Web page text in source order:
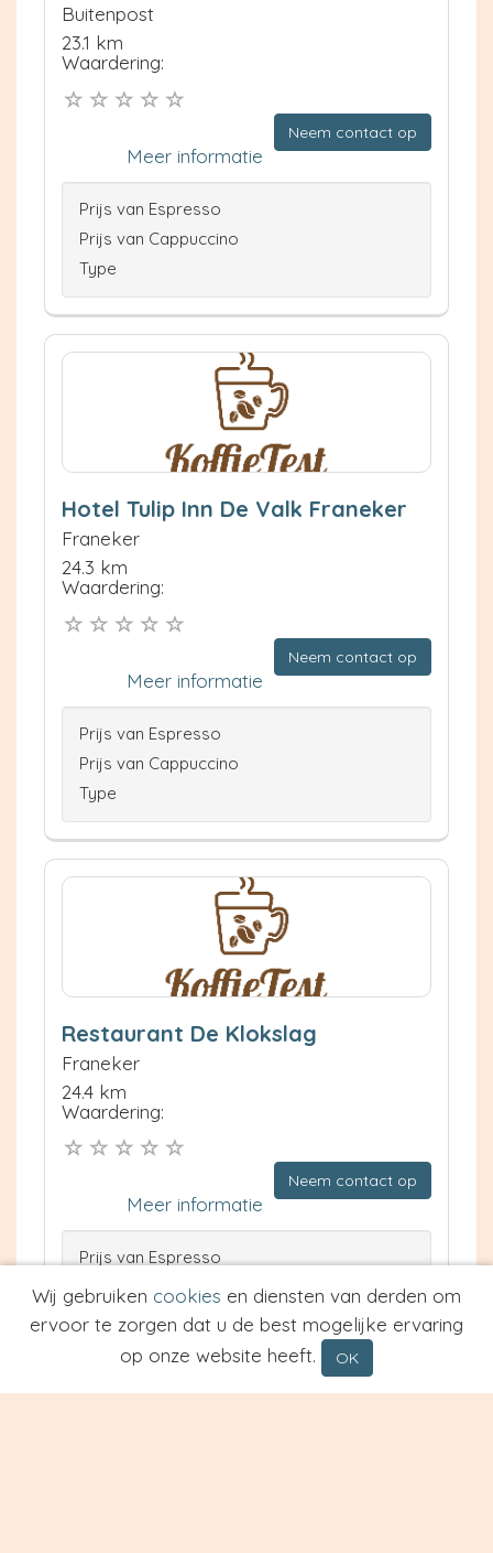
Buitenpost
23.1 km
Waardering:
Neem contact op
Meer informatie
Prijs van Espresso
Prijs van Cappuccino
Type
Hotel Tulip Inn De Valk Franeker
Franeker
24.3 km
Waardering:
Neem contact op
Meer informatie
Prijs van Espresso
Prijs van Cappuccino
Type
Restaurant De Klokslag
Franeker
24.4 km
Waardering:
Neem contact op
Meer informatie
Prijs van Espresso
Prijs van Cappuccino
Type
Wij gebruiken cookies en diensten van derden om
ervoor te zorgen dat u de best mogelijke ervaring
op onze website heeft.
OK